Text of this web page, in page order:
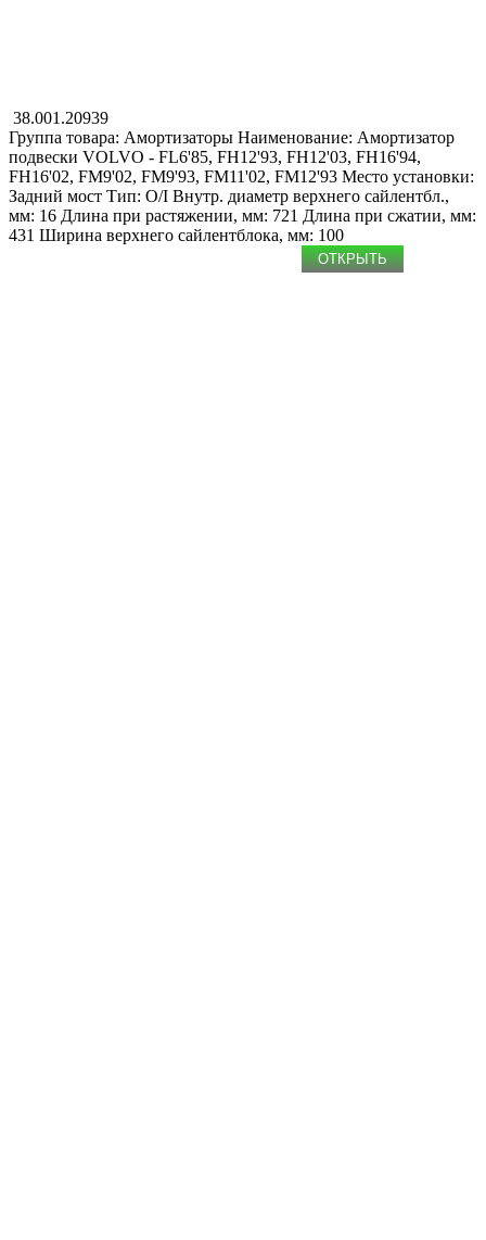
38.001.20939
Группа товара: Амортизаторы Наименование: Амоpтизатоp
подвески VOLVO - FL6'85, FH12'93, FH12'03, FH16'94,
FH16'02, FM9'02, FM9'93, FM11'02, FM12'93 Место установки:
Задний мост Тип: O/I Внутр. диаметр верхнего сайлентбл.,
мм: 16 Длина при растяжении, мм: 721 Длина при сжатии, мм:
431 Ширина верхнего сайлентблока, мм: 100
ОТКРЫТЬ